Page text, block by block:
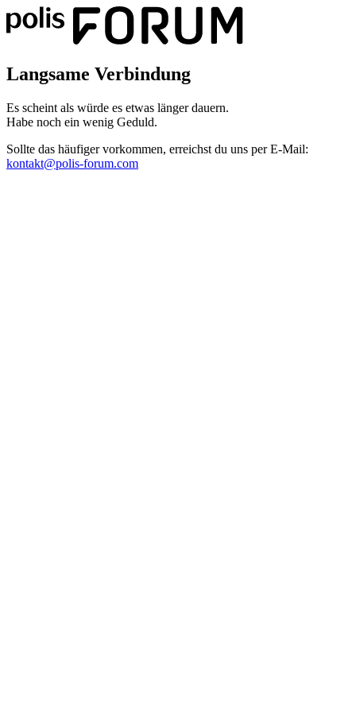
Langsame Verbindung
Es scheint als würde es etwas länger dauern.
Habe noch ein wenig Geduld.
Sollte das häufiger vorkommen, erreichst du uns per E-Mail:
kontakt@polis-forum.com